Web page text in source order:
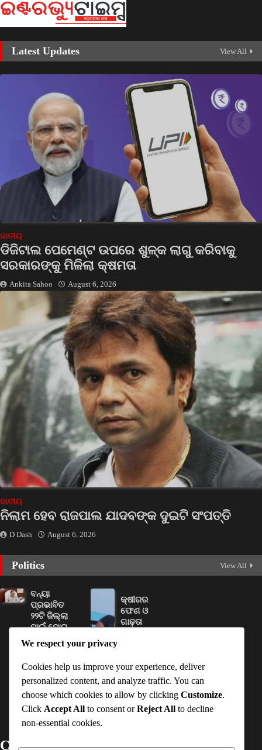
Latest Updates View All
ଜାତୀୟ
ଡିଜିଟାଲ ପେମେଣ୍ଟ ଉପରେ ଶୁଳ୍କ ଲାଗୁ କରିବାକୁ
ସରକାରଙ୍କୁ ମିଳିଲା କ୍ଷମତା
Ankita Sahoo August 6, 2026
ଜାତୀୟ
ନିଲାମ ହେବ ରାଜପାଲ ଯାଦବଙ୍କ ଦୁଇଟି ସଂପତ୍ତି
D Dash August 6, 2026
Politics View All
ବନ୍ୟା
ପ୍ରଭାବିତ
୨୨ଟି ଜିଲ୍ଲା
ପାଇଁ ମୋଟ
୧୧୦ କୋଟି
ଟଙ୍କାର
ମଞ୍ଜୁର
କ୍ଷୀରର
ଫେଣ ଓ
ଗାଢ଼ତା
ଶାମ୍ପୁ
D Dash
August
6, 2026
Contact Details
We respect your privacy
Cookies help us improve your experience, deliver
personalized content, and analyze traffic. You can
choose which cookies to allow by clicking Customize.
Click Accept All to consent orReject All to decline
non-essential cookies.